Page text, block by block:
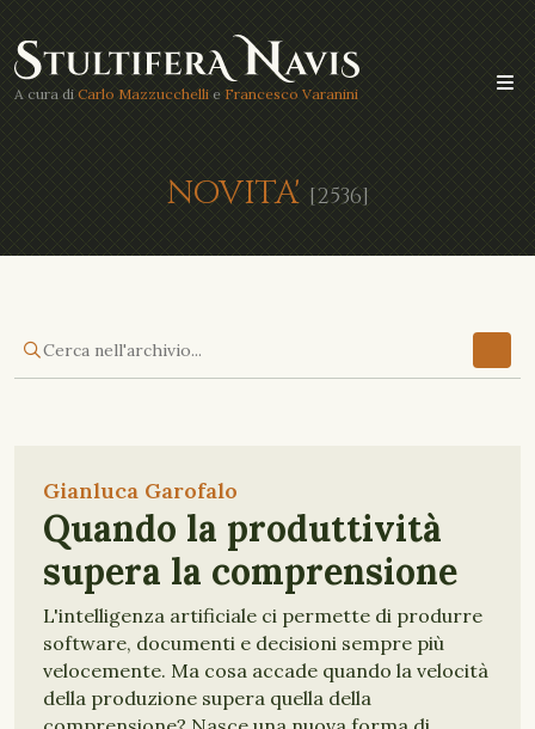
A cura di Carlo Mazzucchelli e Francesco Varanini
NOVITA' [2536]
Gianluca Garofalo
Quando la produttività
supera la comprensione
L'intelligenza artificiale ci permette di produrre
software, documenti e decisioni sempre più
velocemente. Ma cosa accade quando la velocità
della produzione supera quella della